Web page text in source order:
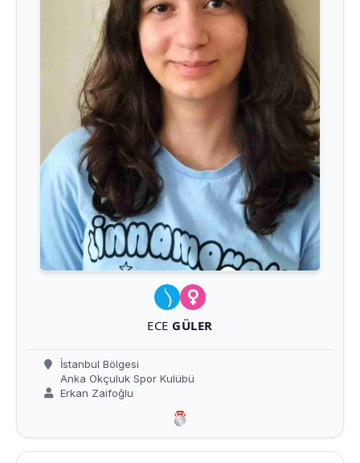
ECE GÜLER
İstanbul Bölgesi
Anka Okçuluk Spor Kulübü
Erkan Zaifoğlu